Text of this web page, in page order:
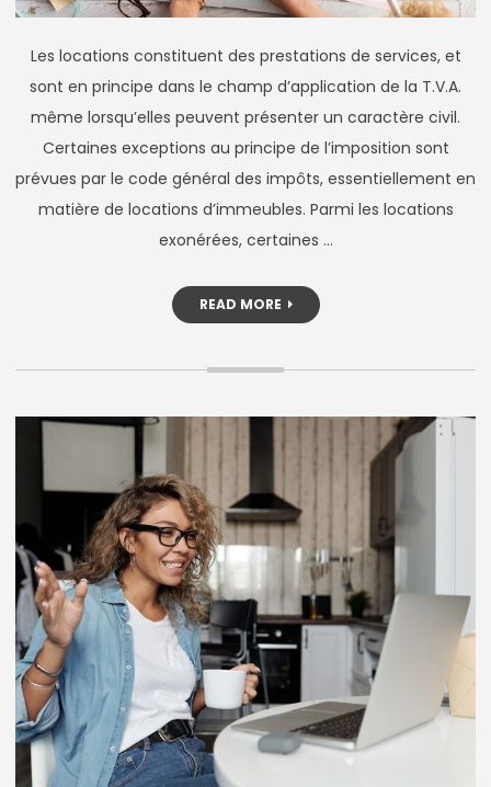
Les locations constituent des prestations de services, et
sont en principe dans le champ d’application de la T.V.A.
même lorsqu’elles peuvent présenter un caractère civil.
Certaines exceptions au principe de l’imposition sont
prévues par le code général des impôts, essentiellement en
matière de locations d’immeubles. Parmi les locations
exonérées, certaines …
READ MORE